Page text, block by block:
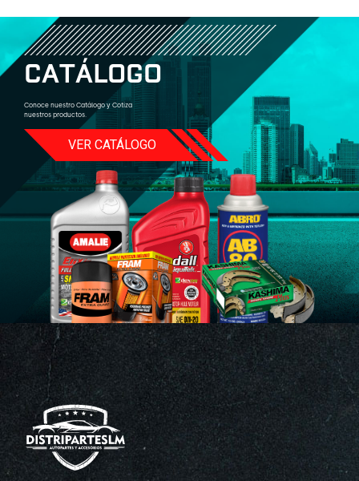
CATÁLOGO
Conoce nuestro Catálogo y Cotiza
nuestros productos.
VER CATÁLOGO